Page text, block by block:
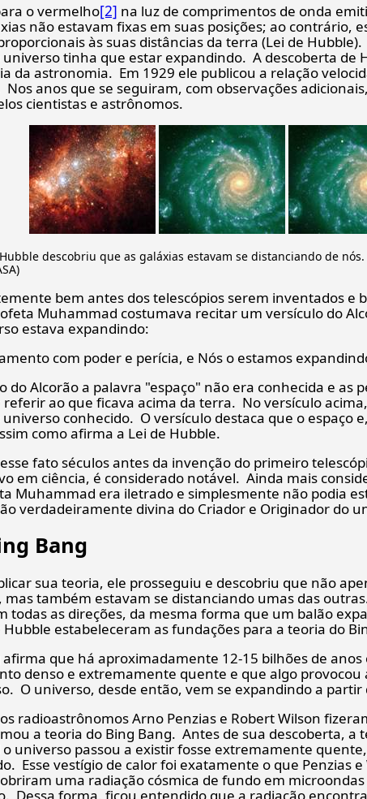
o vermelho[2] na luz de comprimentos de onda
não estavam fixas em suas posições; ao contrário,
às suas distâncias da terra (Lei de
tinha que estar expandindo. A descoberta de
da astronomia. Em 1929 ele publicou a relação
anos que se seguiram, com observações
cientistas e astrônomos.
descobriu que as galáxias estavam se distanciando de
bem antes dos telescópios serem inventados e
Muhammad costumava recitar um versículo do
estava expandindo:
com poder e perícia, e Nós o estamos
do Alcorão a palavra "espaço" não era conhecida e as
ao que ficava acima da terra. No versículo
conhecido. O versículo destaca que o espaço
como afirma a Lei de Hubble.
fato séculos antes da invenção do primeiro
em ciência, é considerado notável. Ainda mais
Muhammad era iletrado e simplesmente não podia
verdadeiramente divina do Criador e Originador do
Bang
sua teoria, ele prosseguiu e descobriu que não
também estavam se distanciando umas das
todas as direções, da mesma forma que um balão
estabeleceram as fundações para a teoria do
que há aproximadamente 12-15 bilhões de
denso e extremamente quente e que algo provocou
O universo, desde então, vem se expandindo a partir
radioastrônomos Arno Penzias e Robert Wilson
a teoria do Bing Bang. Antes de sua descoberta, a
universo passou a existir fosse extremamente
Esse vestígio de calor foi exatamente o que Penzias
uma radiação cósmica de fundo em
Dessa forma, ficou entendido que a radiação